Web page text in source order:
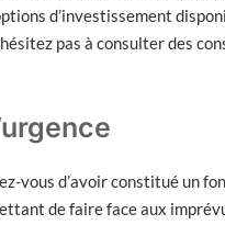
d’investissement
pas à consulter des
vous d’avoir constitué un
de faire face aux